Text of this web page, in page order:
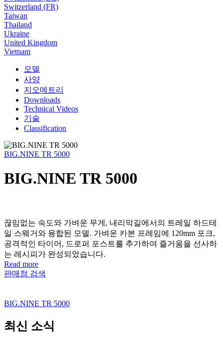
Switzerland (FR)
Taiwan
Thailand
Ukraine
United Kingdom
Vietnam
모델
사양
지오메트리
Downloads
Technical Videos
기술
Classification
BIG.NINE TR 5000
BIG.NINE TR 5000
끊임없는 속도와 가벼운 무게, 내리막길에서의 트레일 하드테
일 스웨거와 융합된 모델. 가벼운 카본 프레임에 120mm 포크,
공격적인 타이어, 드로퍼 포스트를 추가하여 즐거움을 선사하
는 레시피가 완성되었습니다.
Read more
판매점 검색
BIG.NINE TR 5000
최신 소식